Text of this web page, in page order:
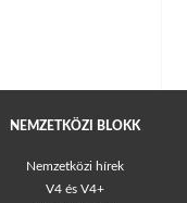
NEMZETKÖZI BLOKK
Nemzetközi hírek
V4 és V4+